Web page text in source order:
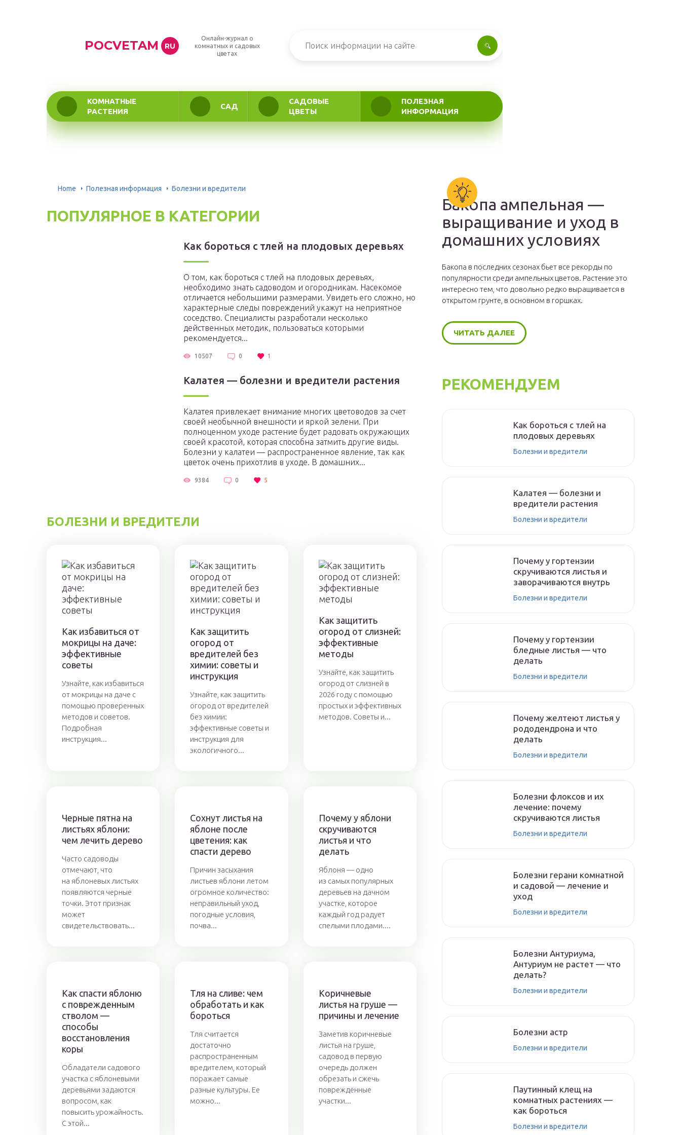
POCVETAM RU
Онлайн-журнал о
комнатных и садовых
цветах
КОМНАТНЫЕ
РАСТЕНИЯ
САД
САДОВЫЕ
ЦВЕТЫ
ПОЛЕЗНАЯ
ИНФОРМАЦИЯ
Home Полезная информация Болезни и вредители
ПОПУЛЯРНОЕ В КАТЕГОРИИ
Как бороться с тлей на плодовых деревьях
О том, как бороться с тлей на плодовых деревьях,
необходимо знать садоводом и огородникам. Насекомое
отличается небольшими размерами. Увидеть его сложно, но
характерные следы повреждений укажут на неприятное
соседство. Специалисты разработали несколько
действенных методик, пользоваться которыми
рекомендуется...
10507 0 1
Калатея — болезни и вредители растения
Калатея привлекает внимание многих цветоводов за счет
своей необычной внешности и яркой зелени. При
полноценном уходе растение будет радовать окружающих
своей красотой, которая способна затмить другие виды.
Болезни у калатеи — распространенное явление, так как
цветок очень прихотлив в уходе. В домашних...
9384 0 5
БОЛЕЗНИ И ВРЕДИТЕЛИ
Как избавиться от
мокрицы на даче:
эффективные
советы
Узнайте, как избавиться
от мокрицы на даче с
помощью проверенных
методов и советов.
Подробная
инструкция...
Как защитить
огород от
вредителей без
химии: советы и
инструкция
Узнайте, как защитить
огород от вредителей
без химии:
эффективные советы и
инструкция для
экологичного...
Как защитить
огород от слизней:
эффективные
методы
Узнайте, как защитить
огород от слизней в
2026 году с помощью
простых и эффективных
методов. Советы и...
Черные пятна на
листьях яблони:
чем лечить дерево
Часто садоводы
отмечают, что
на яблоневых листьях
появляются черные
точки. Этот признак
может
свидетельствовать...
Сохнут листья на
яблоне после
цветения: как
спасти дерево
Причин засыхания
листьев яблони летом
огромное количество:
неправильный уход,
погодные условия,
почва...
Почему у яблони
скручиваются
листья и что
делать
Яблоня — одно
из самых популярных
деревьев на дачном
участке, которое
каждый год радует
спелыми плодами....
Как спасти яблоню
с поврежденным
стволом —
способы
восстановления
коры
Обладатели садового
участка с яблоневыми
деревьями задаются
вопросом, как
повысить урожайность.
С этой...
Тля на сливе: чем
обработать и как
бороться
Тля считается
достаточно
распространенным
вредителем, который
поражает самые
разные культуры. Ее
можно...
Коричневые
листья на груше —
причины и лечение
Заметив коричневые
листья на груше,
садовод в первую
очередь должен
обрезать и сжечь
повреждённые
участки...
Бакопа ампельная —
выращивание и уход в
домашних условиях
Бакопа в последних сезонах бьет все рекорды по
популярности среди ампельных цветов. Растение это
интересно тем, что довольно редко выращивается в
открытом грунте, в основном в горшках.
ЧИТАТЬ ДАЛЕЕ
РЕКОМЕНДУЕМ
Как бороться с тлей на
плодовых деревьях
Болезни и вредители
Калатея — болезни и
вредители растения
Болезни и вредители
Почему у гортензии
скручиваются листья и
заворачиваются внутрь
Болезни и вредители
Почему у гортензии
бледные листья — что
делать
Болезни и вредители
Почему желтеют листья у
рододендрона и что
делать
Болезни и вредители
Болезни флоксов и их
лечение: почему
скручиваются листья
Болезни и вредители
Болезни герани комнатной
и садовой — лечение и
уход
Болезни и вредители
Болезни Антуриума,
Антуриум не растет — что
делать?
Болезни и вредители
Болезни астр
Болезни и вредители
Паутинный клещ на
комнатных растениях —
как бороться
Болезни и вредители